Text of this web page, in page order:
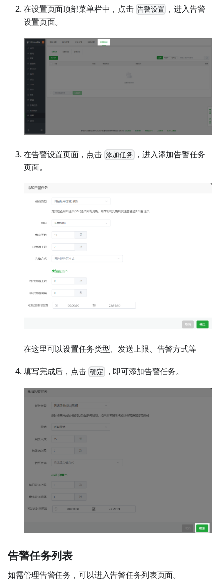
在设置页面顶部菜单栏中，点击 告警设置
，进入告警
设置页面。
在告警设置页面，点击 添加任务
，进入添加告警任务
页面。
在这里可以设置任务类型、发送上限、告警方式等
填写完成后，点击 确定 ，即可添加告警任务。
告警任务列表
如需管理告警任务，可以进入告警任务列表页面。